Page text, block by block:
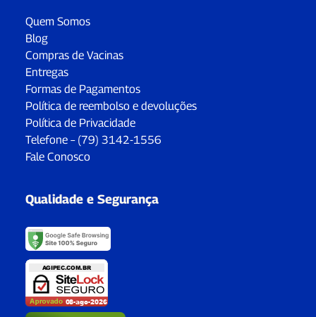
Quem Somos
Blog
Compras de Vacinas
Entregas
Formas de Pagamentos
Política de reembolso e devoluções
Política de Privacidade
Telefone – (79) 3142-1556
Fale Conosco
Qualidade e Segurança